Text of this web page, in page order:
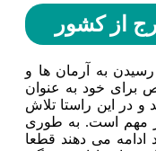
از کشور
به آرمان ها و
برای خود به عنوان
و در این راستا تلاش
مهم است. به طوری
می دهند قطعا